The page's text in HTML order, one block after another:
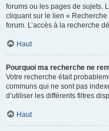
forums ou les pages de sujets.
cliquant sur le lien «
forum. L’accès à la recherche
Haut
Pourquoi ma recherche ne
Votre recherche était
communs qui ne sont pas
d’utiliser les différents filtres
Haut